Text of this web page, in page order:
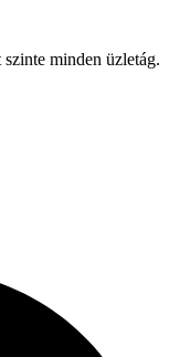
minden üzletág.